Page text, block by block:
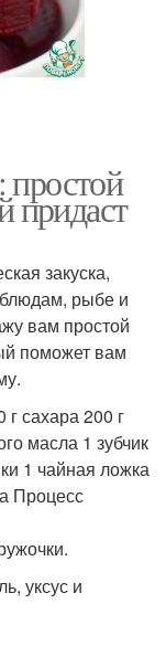
придаст
закуска,
рыбе и
вам простой
поможет вам
сахара 200 г
масла 1 зубчик
1 чайная ложка
Процесс
уксус и